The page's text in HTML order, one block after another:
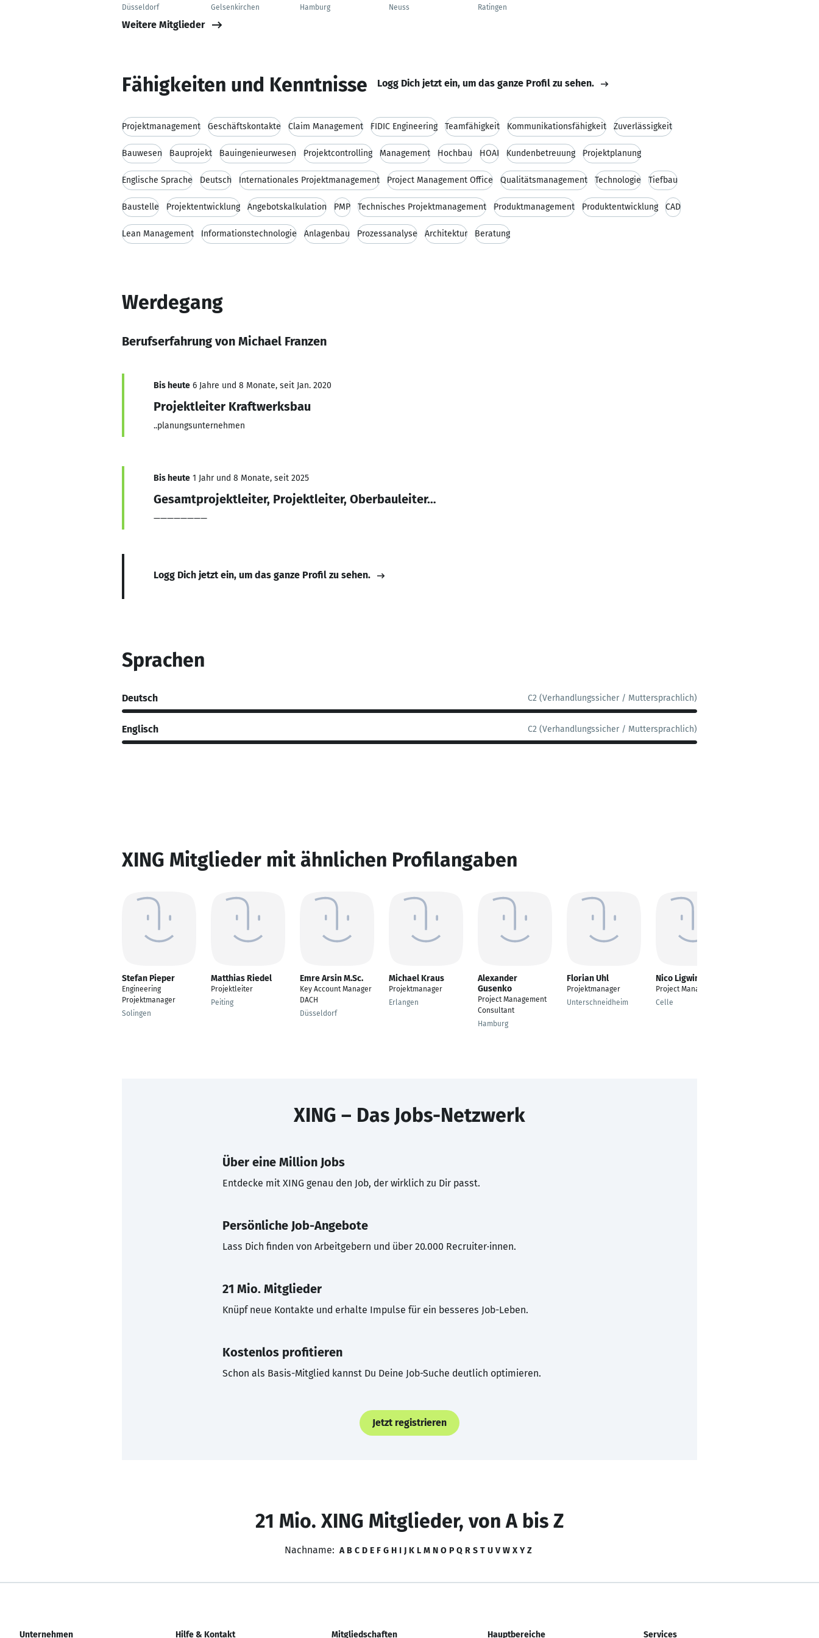
Düsseldorf Gelsenkirchen Hamburg Neuss Ratingen
Weitere Mitglieder
Fähigkeiten und Kenntnisse Logg Dich jetzt ein, um das ganze Profil zu sehen.
Projektmanagement Geschäftskontakte Claim Management FIDIC Engineering Teamfähigkeit Kommunikationsfähigkeit Zuverlässigkeit
Bauwesen Bauprojekt Bauingenieurwesen Projektcontrolling Management Hochbau HOAI Kundenbetreuung Projektplanung
Englische Sprache Deutsch Internationales Projektmanagement Project Management Office Qualitätsmanagement Technologie Tiefbau
Baustelle Projektentwicklung Angebotskalkulation PMP Technisches Projektmanagement Produktmanagement Produktentwicklung CAD
Lean Management Informationstechnologie Anlagenbau Prozessanalyse Architektur Beratung
Werdegang
Berufserfahrung von Michael Franzen
Bis heute 6 Jahre und 8 Monate, seit Jan. 2020
Projektleiter Kraftwerksbau
..planungsunternehmen
Bis heute 1 Jahr und 8 Monate, seit 2025
Gesamtprojektleiter, Projektleiter, Oberbauleiter…
————————
Logg Dich jetzt ein, um das ganze Profil zu sehen.
Sprachen
Deutsch C2 (Verhandlungssicher / Muttersprachlich)
Englisch C2 (Verhandlungssicher / Muttersprachlich)
XING Mitglieder mit ähnlichen Profilangaben
Stefan Pieper
Engineering
Projektmanager
Solingen
Matthias Riedel
Projektleiter
Peiting
Emre Arsin M.Sc.
Key Account Manager
DACH
Düsseldorf
Michael Kraus
Projektmanager
Erlangen
Alexander
Gusenko
Project Management
Consultant
Hamburg
Florian Uhl
Projektmanager
Unterschneidheim
Nico Ligwinsky
Project Manager
Celle
XING – Das Jobs-Netzwerk
Über eine Million Jobs
Entdecke mit XING genau den Job, der wirklich zu Dir passt.
Persönliche Job-Angebote
Lass Dich finden von Arbeitgebern und über 20.000 Recruiter·innen.
21 Mio. Mitglieder
Knüpf neue Kontakte und erhalte Impulse für ein besseres Job-Leben.
Kostenlos profitieren
Schon als Basis-Mitglied kannst Du Deine Job-Suche deutlich optimieren.
Jetzt registrieren
21 Mio. XING Mitglieder, von A bis Z
Nachname: A B C D E F G H I J K L M N O P Q R S T U V W X Y Z
Unternehmen Hilfe & Kontakt Mitgliedschaften Hauptbereiche Services